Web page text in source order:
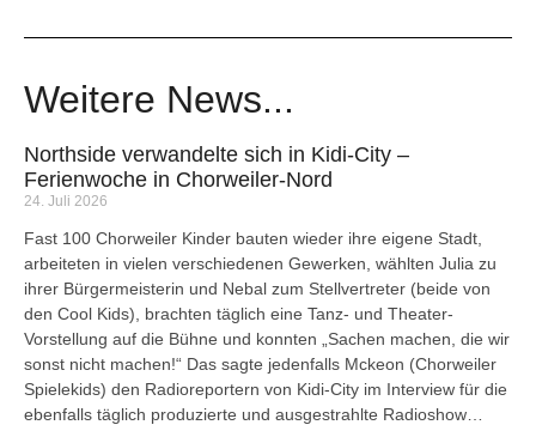
Weitere News...
Northside verwandelte sich in Kidi-City –
Ferienwoche in Chorweiler-Nord
24. Juli 2026
Fast 100 Chorweiler Kinder bauten wieder ihre eigene Stadt,
arbeiteten in vielen verschiedenen Gewerken, wählten Julia zu
ihrer Bürgermeisterin und Nebal zum Stellvertreter (beide von
den Cool Kids), brachten täglich eine Tanz- und Theater-
Vorstellung auf die Bühne und konnten „Sachen machen, die wir
sonst nicht machen!“ Das sagte jedenfalls Mckeon (Chorweiler
Spielekids) den Radioreportern von Kidi-City im Interview für die
ebenfalls täglich produzierte und ausgestrahlte Radioshow…